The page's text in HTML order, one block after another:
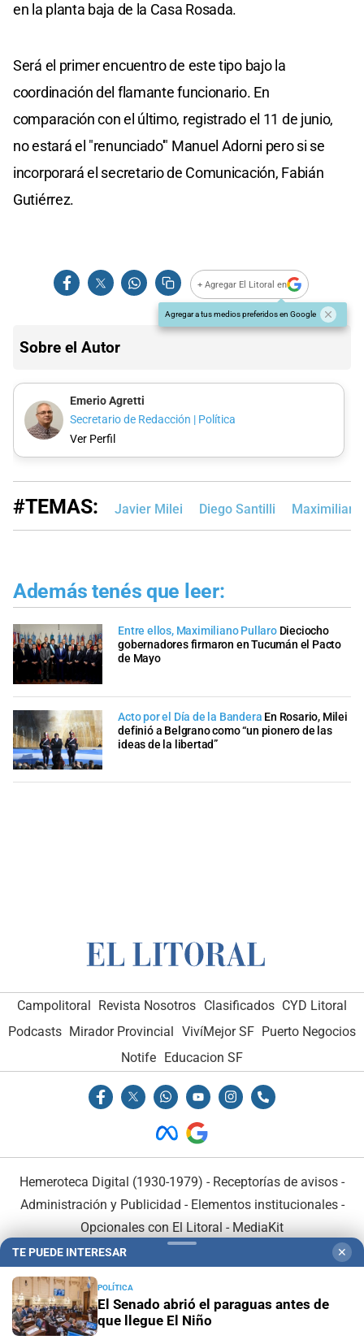
en la planta baja de la Casa Rosada.
Será el primer encuentro de este tipo bajo la
coordinación del flamante funcionario. En
comparación con el último, registrado el 11 de junio,
no estará el "renunciado'" Manuel Adorni pero si se
incorporará el secretario de Comunicación, Fabián
Gutiérrez.
+ Agregar El Litoral en
Agregar a tus medios preferidos en Google
Sobre el Autor
Emerio Agretti
Secretario de Redacción | Política
Ver Perfil
#TEMAS: Javier Milei Diego Santilli
Además tenés que leer:
Entre ellos, Maximiliano Pullaro Dieciocho
gobernadores firmaron en Tucumán el Pacto
de Mayo
Acto por el Día de la Bandera En Rosario, Milei
definió a Belgrano como “un pionero de las
ideas de la libertad”
Campolitoral Revista Nosotros Clasificados CYD Litoral
Podcasts Mirador Provincial VivíMejor SF Puerto Negocios
Notife Educacion SF
Hemeroteca Digital (1930-1979) - Receptorías de avisos -
Administración y Publicidad - Elementos institucionales-
Opcionales con El Litoral - MediaKit
TE PUEDE INTERESAR ✕
POLÍTICA
El Senado abrió el paraguas antes de
que llegue El Niño